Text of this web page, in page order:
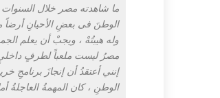
ما شاهدته مصر خلال السنوات
الوطنَ فى بعضِ الأحيانِ أرضاً
وله هيبتُهْ ، ويجبْ أن يعلم
مصرُ ليست ملعباً لطرفٍ
إنني أعتقدُ أن إنجازَ برنامجِ
الوطنِ ، كان المهمةُ العاجلةُ